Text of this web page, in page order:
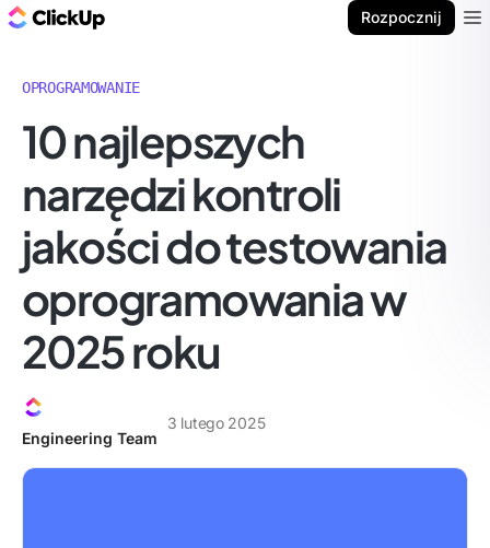
Rozpocznij
OPROGRAMOWANIE
10 najlepszych
narzędzi kontroli
jakości do testowania
oprogramowania w
2025 roku
Engineering Team
3 lutego 2025